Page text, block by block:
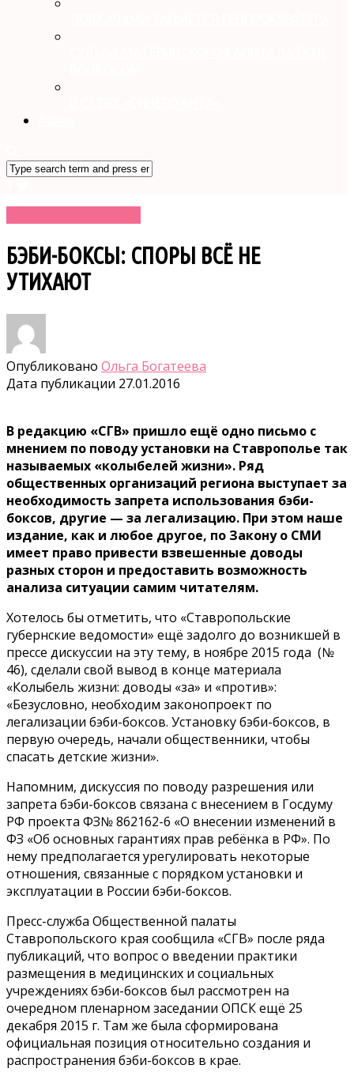
БЭБИ-БОКСЫ: СПОРЫ ВСЁ НЕ
УТИХАЮТ
Опубликовано Ольга Богатеева
Дата публикации 27.01.2016
В редакцию «СГВ» пришло ещё одно письмо с
мнением по поводу установки на Ставрополье так
называемых «колыбелей жизни». Ряд
общественных организаций региона выступает за
необходимость запрета использования бэби-
боксов, другие — за легализацию. При этом наше
издание, как и любое другое, по Закону о СМИ
имеет право привести взвешенные доводы
разных сторон и предоставить возможность
анализа ситуации самим читателям.
Хотелось бы отметить, что «Ставропольские
губернские ведомости» ещё задолго до возникшей в
прессе дискуссии на эту тему, в ноябре 2015 года (№
46), сделали свой вывод в конце материала
«Колыбель жизни: доводы «за» и «против»:
«Безусловно, необходим законопроект по
легализации бэби-боксов. Установку бэби-боксов, в
первую очередь, начали общественники, чтобы
спасать детские жизни».
Напомним, дискуссия по поводу разрешения или
запрета бэби-боксов связана с внесением в Госдуму
РФ проекта ФЗ№ 862162-6 «О внесении изменений в
ФЗ «Об основных гарантиях прав ребёнка в РФ». По
нему предполагается урегулировать некоторые
отношения, связанные с порядком установки и
эксплуатации в России бэби-боксов.
Пресс-служба Общественной палаты
Ставропольского края сообщила «СГВ» после ряда
публикаций, что вопрос о введении практики
размещения в медицинских и социальных
учреждениях бэби-боксов был рассмотрен на
очередном пленарном заседании ОПСК ещё 25
декабря 2015 г. Там же была сформирована
официальная позиция относительно создания и
распространения бэби-боксов в крае.